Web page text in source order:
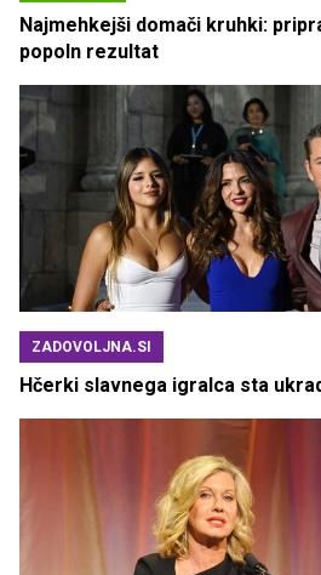
Najmehkejši domači kruhki:
popoln rezultat
ZADOVOLJNA.SI
Hčerki slavnega igralca sta